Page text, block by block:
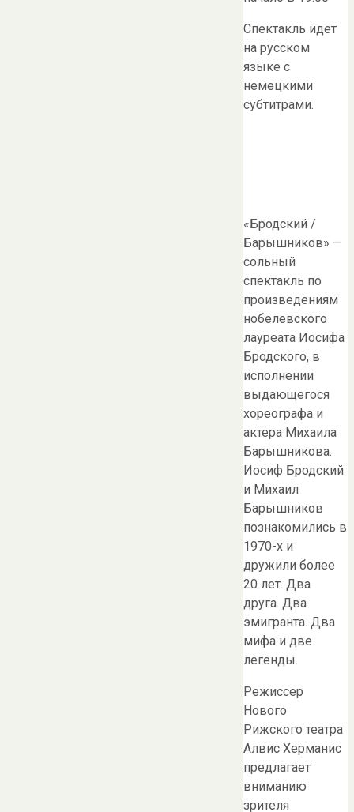
Спектакль идет
на русском
языке с
немецкими
субтитрами.
«Бродский /
Барышников» —
сольный
спектакль по
произведениям
нобелевского
лауреата Иосифа
Бродского, в
исполнении
выдающегося
хореографа и
актера Михаила
Барышникова.
Иосиф Бродский
и Михаил
Барышников
познакомились в
1970-х и
дружили более
20 лет. Два
друга. Два
эмигранта. Два
мифа и две
легенды.
Режиссер
Нового
Рижского театра
Алвис Херманис
предлагает
вниманию
зрителя